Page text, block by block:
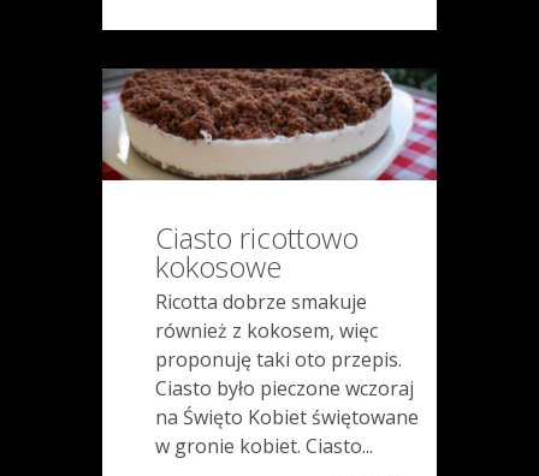
Ciasto ricottowo
kokosowe
Ricotta dobrze smakuje
również z kokosem, więc
proponuję taki oto przepis.
Ciasto było pieczone wczoraj
na Święto Kobiet świętowane
w gronie kobiet. Ciasto...